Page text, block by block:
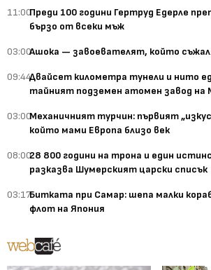
11:00Преди 100 години Гертруд Едерле
бързо от всеки мъж
03:00Ашока — завоевателят, който
09:44Двайсет километра тунели и нито
тайният подземен атомен завод на
03:00Механичният турчин: първият
който мами Европа близо век
08:0028 800 години на трона и един
разказва Шумерският царски списък
03:17Битката при Самар: шепа малки
флот на Япония